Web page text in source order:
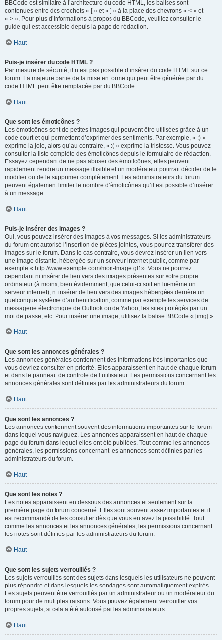
BBCode est similaire à l’architecture du code HTML, les balises sont
contenues entre des crochets « [ » et « ] » à la place des chevrons « < » et
« > ». Pour plus d’informations à propos du BBCode, veuillez consulter le
guide qui est accessible depuis la page de rédaction.
Haut
Puis-je insérer du code HTML ?
Par mesure de sécurité, il n’est pas possible d’insérer du code HTML sur ce
forum. La majeure partie de la mise en forme qui peut être générée par du
code HTML peut être remplacée par du BBCode.
Haut
Que sont les émoticônes ?
Les émoticônes sont de petites images qui peuvent être utilisées grâce à un
code court et qui permettent d’exprimer des sentiments. Par exemple, « :) »
exprime la joie, alors qu’au contraire, « :( » exprime la tristesse. Vous pouvez
consulter la liste complète des émoticônes depuis le formulaire de rédaction.
Essayez cependant de ne pas abuser des émoticônes, elles peuvent
rapidement rendre un message illisible et un modérateur pourrait décider de le
modifier ou de le supprimer complètement. Les administrateurs du forum
peuvent également limiter le nombre d’émoticônes qu’il est possible d’insérer
à un message.
Haut
Puis-je insérer des images ?
Oui, vous pouvez insérer des images à vos messages. Si les administrateurs
du forum ont autorisé l’insertion de pièces jointes, vous pourrez transférer des
images sur le forum. Dans le cas contraire, vous devrez insérer un lien vers
une image distante, hébergée sur un serveur internet public, comme par
exemple « http://www.exemple.com/mon-image.gif ». Vous ne pourrez
cependant ni insérer de lien vers des images présentes sur votre propre
ordinateur (à moins, bien évidemment, que celui-ci soit en lui-même un
serveur internet), ni insérer de lien vers des images hébergées derrière un
quelconque système d’authentification, comme par exemple les services de
messagerie électronique de Outlook ou de Yahoo, les sites protégés par un
mot de passe, etc. Pour insérer une image, utilisez la balise BBCode « [img] ».
Haut
Que sont les annonces générales ?
Les annonces générales contiennent des informations très importantes que
vous devriez consulter en priorité. Elles apparaissent en haut de chaque forum
et dans le panneau de contrôle de l’utilisateur. Les permissions concernant les
annonces générales sont définies par les administrateurs du forum.
Haut
Que sont les annonces ?
Les annonces contiennent souvent des informations importantes sur le forum
dans lequel vous naviguez. Les annonces apparaissent en haut de chaque
page du forum dans lequel elles ont été publiées. Tout comme les annonces
générales, les permissions concernant les annonces sont définies par les
administrateurs du forum.
Haut
Que sont les notes ?
Les notes apparaissent en dessous des annonces et seulement sur la
première page du forum concerné. Elles sont souvent assez importantes et il
est recommandé de les consulter dès que vous en avez la possibilité. Tout
comme les annonces et les annonces générales, les permissions concernant
les notes sont définies par les administrateurs du forum.
Haut
Que sont les sujets verrouillés ?
Les sujets verrouillés sont des sujets dans lesquels les utilisateurs ne peuvent
plus répondre et dans lesquels les sondages sont automatiquement expirés.
Les sujets peuvent être verrouillés par un administrateur ou un modérateur du
forum pour de multiples raisons. Vous pouvez également verrouiller vos
propres sujets, si cela a été autorisé par les administrateurs.
Haut